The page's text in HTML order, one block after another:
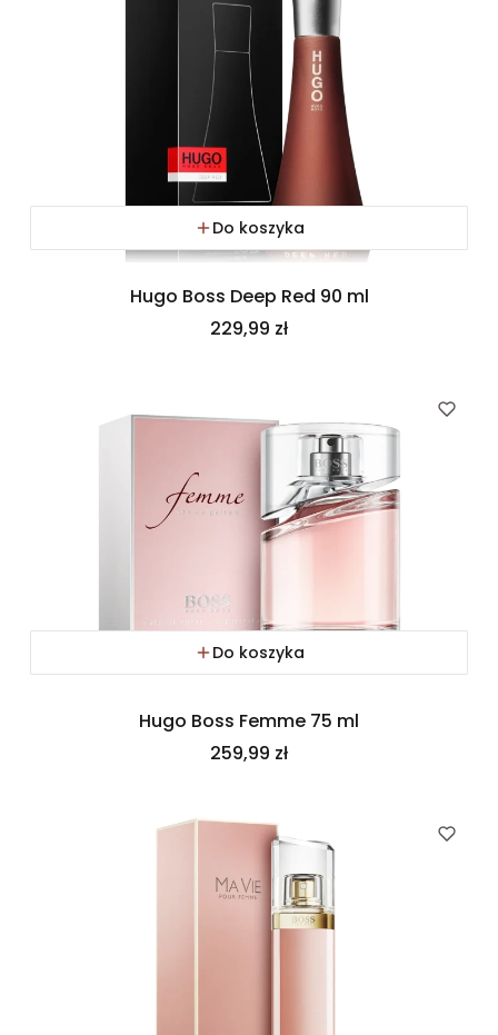
Do koszyka
Hugo Boss Deep Red 90 ml
Cena
229,99 zł
Do koszyka
Hugo Boss Femme 75 ml
Cena
259,99 zł